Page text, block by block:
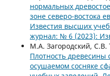
нормальных
зоне северо-востока
Известия высших
журнал: № 6 (2023):
М.А. Загородский, С.В.
Плотность
осушаемом сосняке